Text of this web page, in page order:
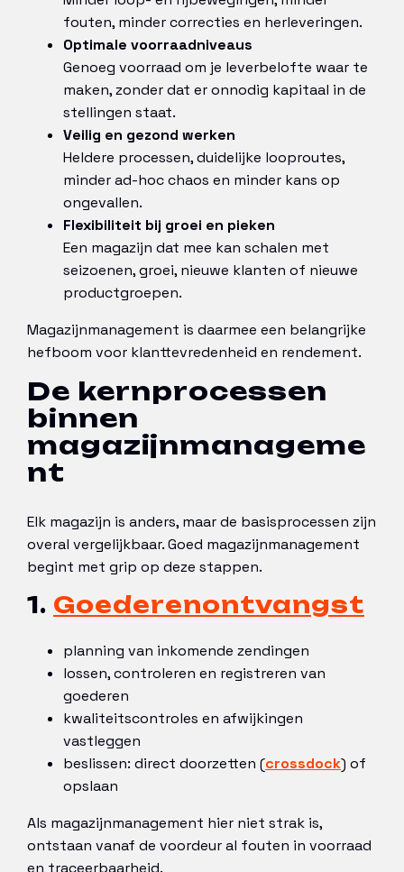
fouten, minder correcties en herleveringen.
Optimale voorraadniveaus
Genoeg voorraad om je leverbelofte waar te
maken, zonder dat er onnodig kapitaal in de
stellingen staat.
Veilig en gezond werken
Heldere processen, duidelijke looproutes,
minder ad-hoc chaos en minder kans op
ongevallen.
Flexibiliteit bij groei en pieken
Een magazijn dat mee kan schalen met
seizoenen, groei, nieuwe klanten of nieuwe
productgroepen.
Magazijnmanagement is daarmee een belangrijke
hefboom voor klanttevredenheid en rendement.
De kernprocessen
binnen
magazijnmanageme
nt
Elk magazijn is anders, maar de basisprocessen zijn
overal vergelijkbaar. Goed magazijnmanagement
begint met grip op deze stappen.
1. Goederenontvangst
planning van inkomende zendingen
lossen, controleren en registreren van
goederen
kwaliteitscontroles en afwijkingen
vastleggen
beslissen: direct doorzetten (crossdock) of
opslaan
Als magazijnmanagement hier niet strak is,
ontstaan vanaf de voordeur al fouten in voorraad
en traceerbaarheid.